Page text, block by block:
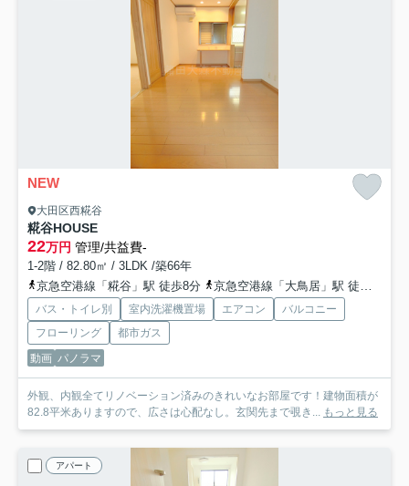
NEW
大田区西糀谷
糀谷HOUSE
22万円 管理/共益費-
1-2階 / 82.80㎡ / 3LDK /築66年
京急空港線「糀谷」駅 徒歩8分
京急空港線「大鳥居」駅 徒歩11分
バス・トイレ別 室内洗濯機置場 エアコン
バルコニー
フローリング
都市ガス
動画 パノラマ
外観、内観全てリノベーション済みのきれいなお部屋です！建物面積が
82.8平米ありますので、広さは心配なし。玄関先まで覗き... もっと見る
アパート